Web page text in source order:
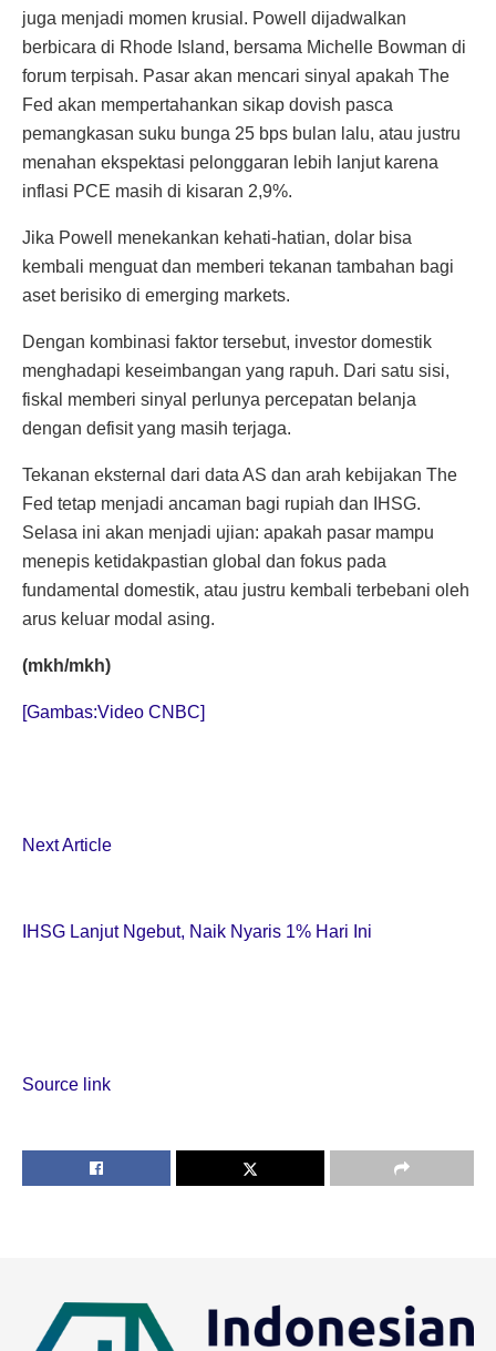
juga menjadi momen krusial. Powell dijadwalkan
berbicara di Rhode Island, bersama Michelle Bowman di
forum terpisah. Pasar akan mencari sinyal apakah The
Fed akan mempertahankan sikap dovish pasca
pemangkasan suku bunga 25 bps bulan lalu, atau justru
menahan ekspektasi pelonggaran lebih lanjut karena
inflasi PCE masih di kisaran 2,9%.
Jika Powell menekankan kehati-hatian, dolar bisa
kembali menguat dan memberi tekanan tambahan bagi
aset berisiko di emerging markets.
Dengan kombinasi faktor tersebut, investor domestik
menghadapi keseimbangan yang rapuh. Dari satu sisi,
fiskal memberi sinyal perlunya percepatan belanja
dengan defisit yang masih terjaga.
Tekanan eksternal dari data AS dan arah kebijakan The
Fed tetap menjadi ancaman bagi rupiah dan IHSG.
Selasa ini akan menjadi ujian: apakah pasar mampu
menepis ketidakpastian global dan fokus pada
fundamental domestik, atau justru kembali terbebani oleh
arus keluar modal asing.
(mkh/mkh)
[Gambas:Video CNBC]
Next Article
IHSG Lanjut Ngebut, Naik Nyaris 1% Hari Ini
Source link